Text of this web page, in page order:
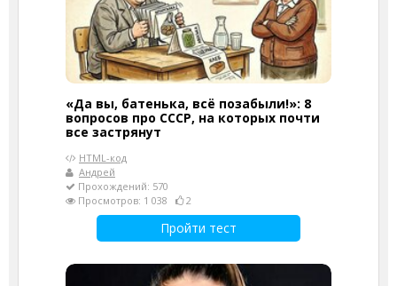
«Да вы, батенька, всё позабыли!»: 8
вопросов про СССР, на которых почти
все застрянут
HTML-код
Андрей
Прохождений: 570
Просмотров: 1 038
2
Пройти тест